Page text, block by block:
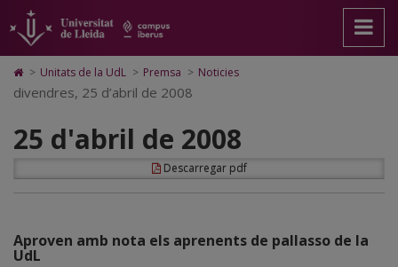
25
d'abril
de
2008
pàgina
principal.
Universitat
Lleida
contingut
principal
Mapa
Web.
Universitat
Cerca
Accessibilitat.
Universitat
Lleida
Icono
de
Home
ir
a
página
de
> Unitats de la UdL > Premsa > Noticies
divendres, 25 d’abril de 2008
25 d'abril de 2008
Descarregar pdf
Aproven amb nota els aprenents de pallasso de la
UdL